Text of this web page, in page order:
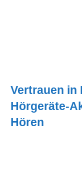
Vertrauen in
Hörgeräte-
Hören